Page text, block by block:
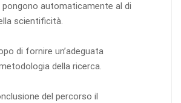
pongono automaticamente al di
scientificità.
di fornire un’adeguata
della ricerca.
del percorso il